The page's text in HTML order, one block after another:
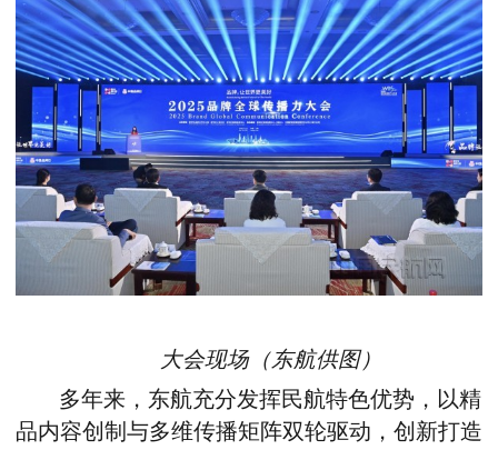
大会现场（东航供图）
多年来，东航充分发挥民航特色优势，以精
品内容创制与多维传播矩阵双轮驱动，创新打造